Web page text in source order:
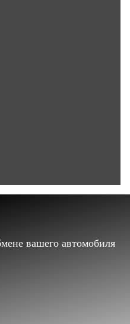
вашего автомобиля